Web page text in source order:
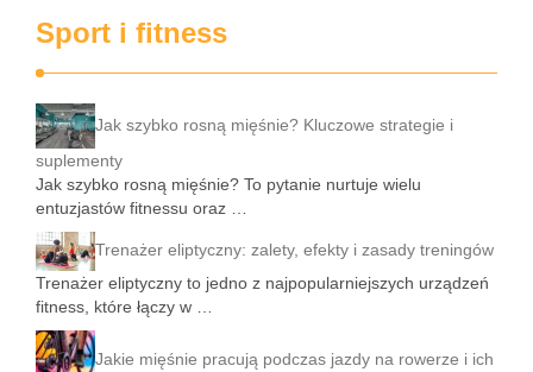
Sport i fitness
Jak szybko rosną mięśnie? Kluczowe strategie i
suplementy
Jak szybko rosną mięśnie? To pytanie nurtuje wielu
entuzjastów fitnessu oraz …
Trenażer eliptyczny: zalety, efekty i zasady treningów
Trenażer eliptyczny to jedno z najpopularniejszych urządzeń
fitness, które łączy w …
Jakie mięśnie pracują podczas jazdy na rowerze i ich